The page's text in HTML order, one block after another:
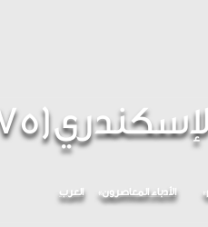
- 1938)
الأدباء المعاصرون العرب